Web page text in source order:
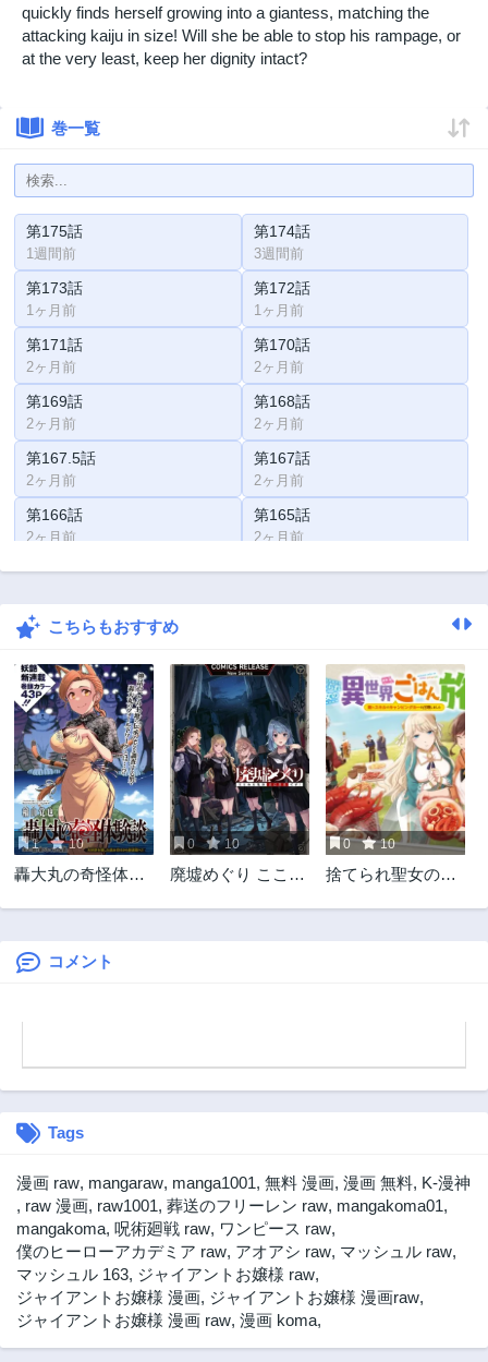
quickly finds herself growing into a giantess, matching the
attacking kaiju in size! Will she be able to stop his rampage, or
at the very least, keep her dignity intact?
巻一覧
第175話
1週間前
第174話
3週間前
第173話
1ヶ月前
第172話
1ヶ月前
第171話
2ヶ月前
第170話
2ヶ月前
第169話
2ヶ月前
第168話
2ヶ月前
第167.5話
2ヶ月前
第167話
2ヶ月前
第166話
2ヶ月前
第165話
2ヶ月前
第164話 第163話
第162話
第161話
2ヶ月前
第160.5話
2ヶ月前
第160話
2ヶ月前
第159話
2ヶ月前
第158話
2ヶ月前
第157話
2ヶ月前
第156話
2ヶ月前
第155話
2ヶ月前
第154話 第153話
第152話
第147話
第145話
2ヶ月前
第144.5話
2ヶ月前
第144話
2ヶ月前
第143.5話
2ヶ月前
第143話
2ヶ月前
第142話
2ヶ月前
こちらもおすすめ
1 10
轟大丸の奇怪体験
0 10
廃墟めぐり ここか
0 10
捨てられ聖女の異
コメント
Tags
漫画 raw, mangaraw, manga1001, 無料 漫画, 漫画 無料, K-漫神
, raw 漫画, raw1001, 葬送のフリーレン raw, mangakoma01,
mangakoma, 呪術廻戦 raw, ワンピース raw,
僕のヒーローアカデミア raw, アオアシ raw, マッシュル raw,
マッシュル 163, ジャイアントお嬢様 raw,
ジャイアントお嬢様 漫画, ジャイアントお嬢様 漫画raw,
ジャイアントお嬢様 漫画 raw, 漫画 koma,